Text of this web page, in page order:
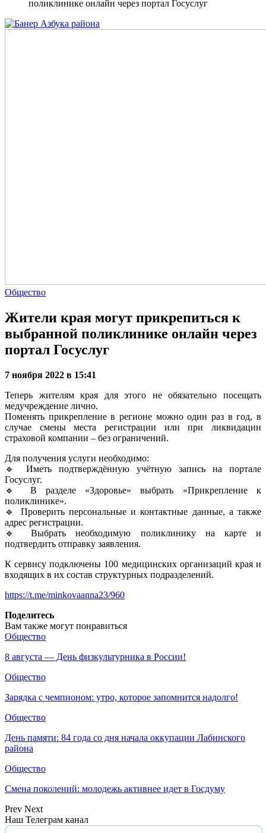
поликлинике онлайн через портал Госуслуг
Общество
Жители края могут прикрепиться к
выбранной поликлинике онлайн через
портал Госуслуг
7 ноября 2022 в 15:41
Теперь жителям края для этого не обязательно посещать
медучреждение лично.
Поменять прикрепление в регионе можно один раз в год, в
случае смены места регистрации или при ликвидации
страховой компании – без ограничений.
Для получения услуги необходимо:
🔹 Иметь подтверждённую учётную запись на портале
Госуслуг.
🔹 В разделе «Здоровье» выбрать «Прикрепление к
поликлинике».
🔹 Проверить персональные и контактные данные, а также
адрес регистрации.
🔹 Выбрать необходимую поликлинику на карте и
подтвердить отправку заявления.
К сервису подключены 100 медицинских организаций края и
входящих в их состав структурных подразделений.
https://t.me/minkovaanna23/960
Поделитесь
Вам также могут понравиться
Общество
8 августа — День физкультурника в России!
Общество
Зарядка с чемпионом: утро, которое запомнится надолго!
Общество
День памяти: 84 года со дня начала оккупации Лабинского
района
Общество
Смена поколений: молодежь активнее идет в Госдуму
Prev Next
Наш Телеграм канал